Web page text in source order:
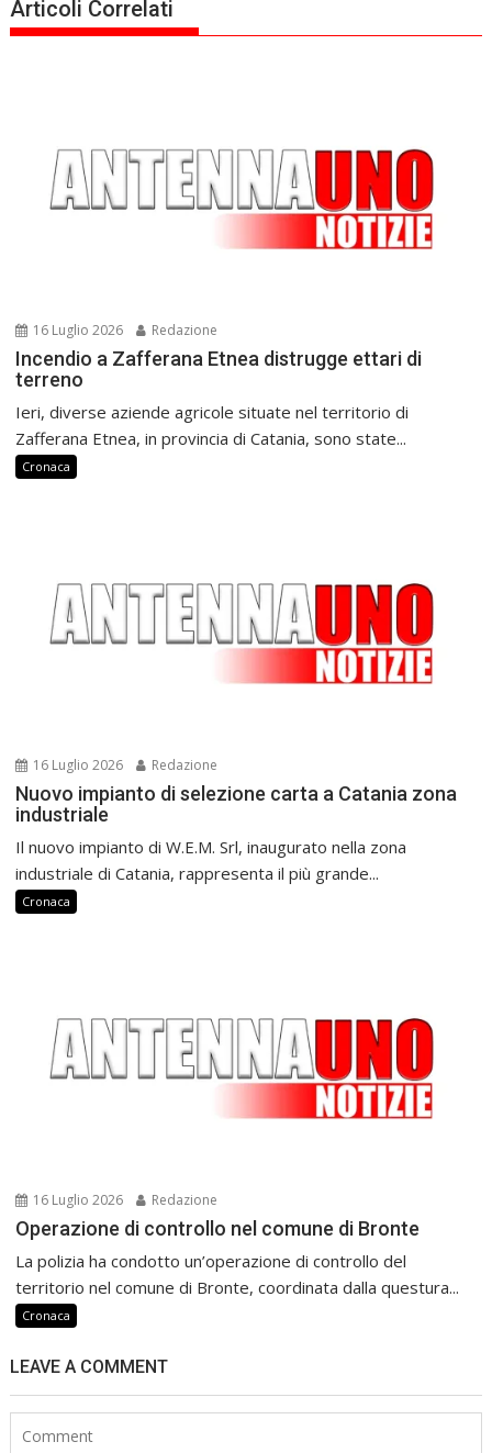
Articoli Correlati
16 Luglio 2026 Redazione
Incendio a Zafferana Etnea distrugge ettari di
terreno
Ieri, diverse aziende agricole situate nel territorio di
Zafferana Etnea, in provincia di Catania, sono state...
Cronaca
16 Luglio 2026 Redazione
Nuovo impianto di selezione carta a Catania zona
industriale
Il nuovo impianto di W.E.M. Srl, inaugurato nella zona
industriale di Catania, rappresenta il più grande...
Cronaca
16 Luglio 2026 Redazione
Operazione di controllo nel comune di Bronte
La polizia ha condotto un’operazione di controllo del
territorio nel comune di Bronte, coordinata dalla questura...
Cronaca
LEAVE A COMMENT